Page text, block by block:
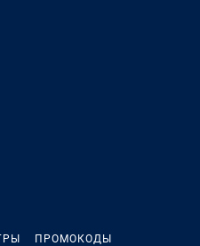
ПРОМОКОДЫ